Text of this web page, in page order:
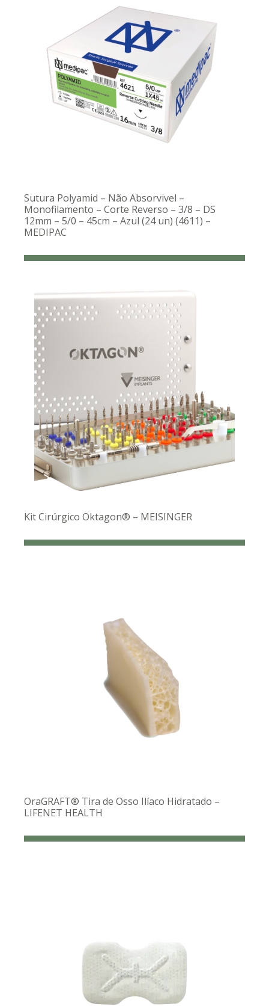
Sutura Polyamid – Não Absorvivel –
Monofilamento – Corte Reverso – 3/8 – DS
12mm – 5/0 – 45cm – Azul (24 un) (4611) –
MEDIPAC
Kit Cirúrgico Oktagon® – MEISINGER
OraGRAFT® Tira de Osso Ilíaco Hidratado –
LIFENET HEALTH